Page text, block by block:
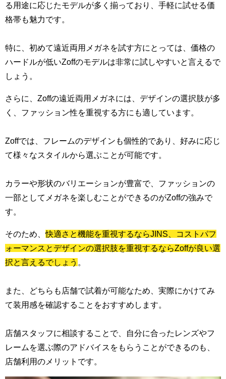
る用途に応じたモデルが多く揃っており、手軽に試せる価
格帯も魅力です。
特に、初めて遠近両用メガネを試す方にとっては、価格の
ハードルが低いZoffのモデルは非常に試しやすいと言えるで
しょう。
さらに、Zoffの遠近両用メガネには、デザインの選択肢が多
く、ファッション性を重視する方にも適しています。
Zoffでは、フレームのデザインも個性的であり、好みに応じ
て様々なスタイルから選ぶことが可能です。
カラーや形状のバリエーションが豊富で、ファッションの
一部としてメガネを楽しむことができるのがZoffの強みで
す。
そのため、快適さと機能を重視するならJINS、コストパフ
ォーマンスとデザインの選択肢を重視するならZoffが良い選
択と言えるでしょう
また、どちらも店舗で試着が可能なため、実際にかけてみ
て装用感を確認することをおすすめします。
店舗スタッフに相談することで、自分に合ったレンズやフ
レームを選ぶ際のアドバイスをもらうことができるのも、
店舗利用のメリットです。